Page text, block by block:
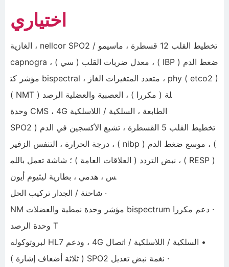
اختياري
تخطيط القلب 12 قسطرة ، ماسيمو / nellcor SPO2 ، الغازية
ضغط الدم ( IBP ) ، معدل ضربات القلب ( سي ) ، capnogra
phy ( etco2 ) ، متعدد المتغيرات الغاز ، bispectral مؤشر كت
لة ( مكررا ) ، العصبية والعضلية الرصد ( NMT )
الطابعة ، السلكية / اللاسلكية CMS ، 4G وحدة
تخطيط القلب 5 القسطرة ، تشبع الأكسجين في الدم ( SPO2
) ، موسع ضغط الدم ( nibp ) ، درجة الحرارة ، التنفس الزفير
( RESP ) ، نبض التردد ( العلاقات العامة ) ؛ شاشة تعمل باللم
س ، هدمي ، بطارية ليثيوم أيون
· شاحنة / الجدار تركيب الحل
· دعم مكررا bispectrum مؤشر وحدة نمطية والعضلات NM
T وحدة الرصد
• السلكية / اللاسلكية / اتصال 4G ، ودعم HL7 لبروتوكوله
· نغمة نبض تعديل SPO2 ( ثلاثة أضعاف إشارة )